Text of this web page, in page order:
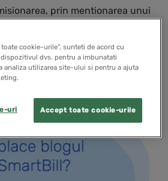
prin mentionarea unui
cookie-urile”, sunteti de acord cu
dvs. pentru a imbunatati
analiza utilizarea site-ului si pentru a ajuta
Accept toate cookie-urile
uri